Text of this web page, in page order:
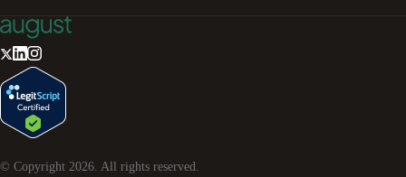
© Copyright 2026 . All rights reserved.